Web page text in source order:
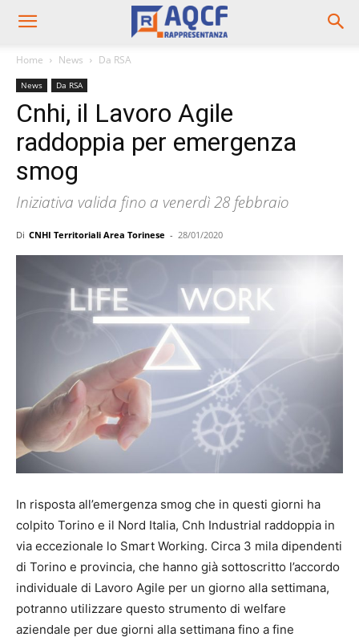
Home News Da RSA
News Da RSA
Cnhi, il Lavoro Agile
raddoppia per emergenza
smog
Iniziativa valida fino a venerdì 28 febbraio
Di CNHI Territoriali Area Torinese - 28/01/2020
In risposta all’emergenza smog che in questi giorni ha
colpito Torino e il Nord Italia, Cnh Industrial raddoppia in
via eccezionale lo Smart Working. Circa 3 mila dipendenti
di Torino e provincia, che hanno già sottoscritto l’accordo
individuale di Lavoro Agile per un giorno alla settimana,
potranno utilizzare questo strumento di welfare
aziendale per due giorni alla settimana fino a fine